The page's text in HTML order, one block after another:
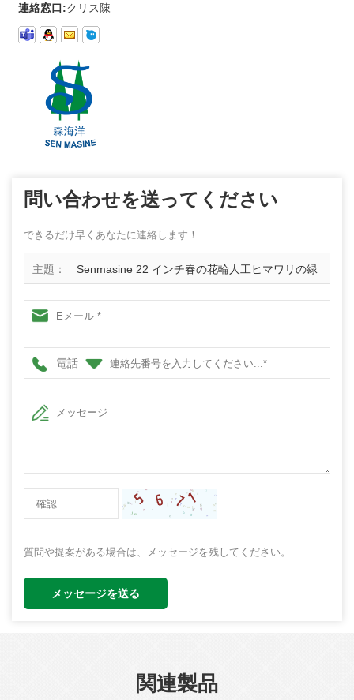
連絡窓口:クリス陳
問い合わせを送ってください
できるだけ早くあなたに連絡します！
主題： Senmasine 22 インチ春の花輪人工ヒマワリの緑
の葉緑の玄関ドア吊り下げ装飾
電話
質問や提案がある場合は、メッセージを残してください。
メッセージを送る
関連製品